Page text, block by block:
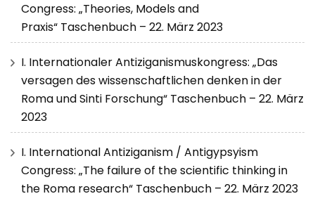
Congress: „Theories, Models and
Praxis“ Taschenbuch – 22. März 2023
I. Internationaler Antiziganismuskongress: „Das
versagen des wissenschaftlichen denken in der
Roma und Sinti Forschung“ Taschenbuch – 22. März
2023
I. International Antiziganism / Antigypsyism
Congress: „The failure of the scientific thinking in
the Roma research“ Taschenbuch – 22. März 2023